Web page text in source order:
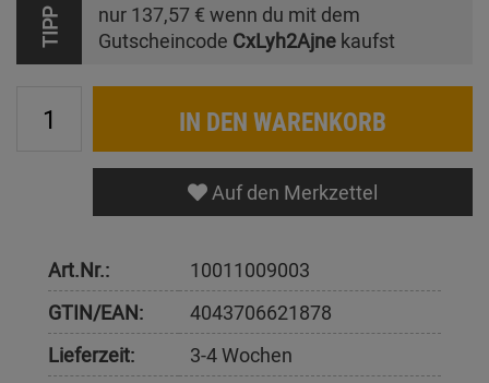
TIPP nur 137,57 € wenn du mit dem
Gutscheincode CxLyh2Ajne kaufst
IN DEN WARENKORB
Auf den Merkzettel
Art.Nr.:
10011009003
GTIN/EAN:
4043706621878
Lieferzeit:
3-4 Wochen